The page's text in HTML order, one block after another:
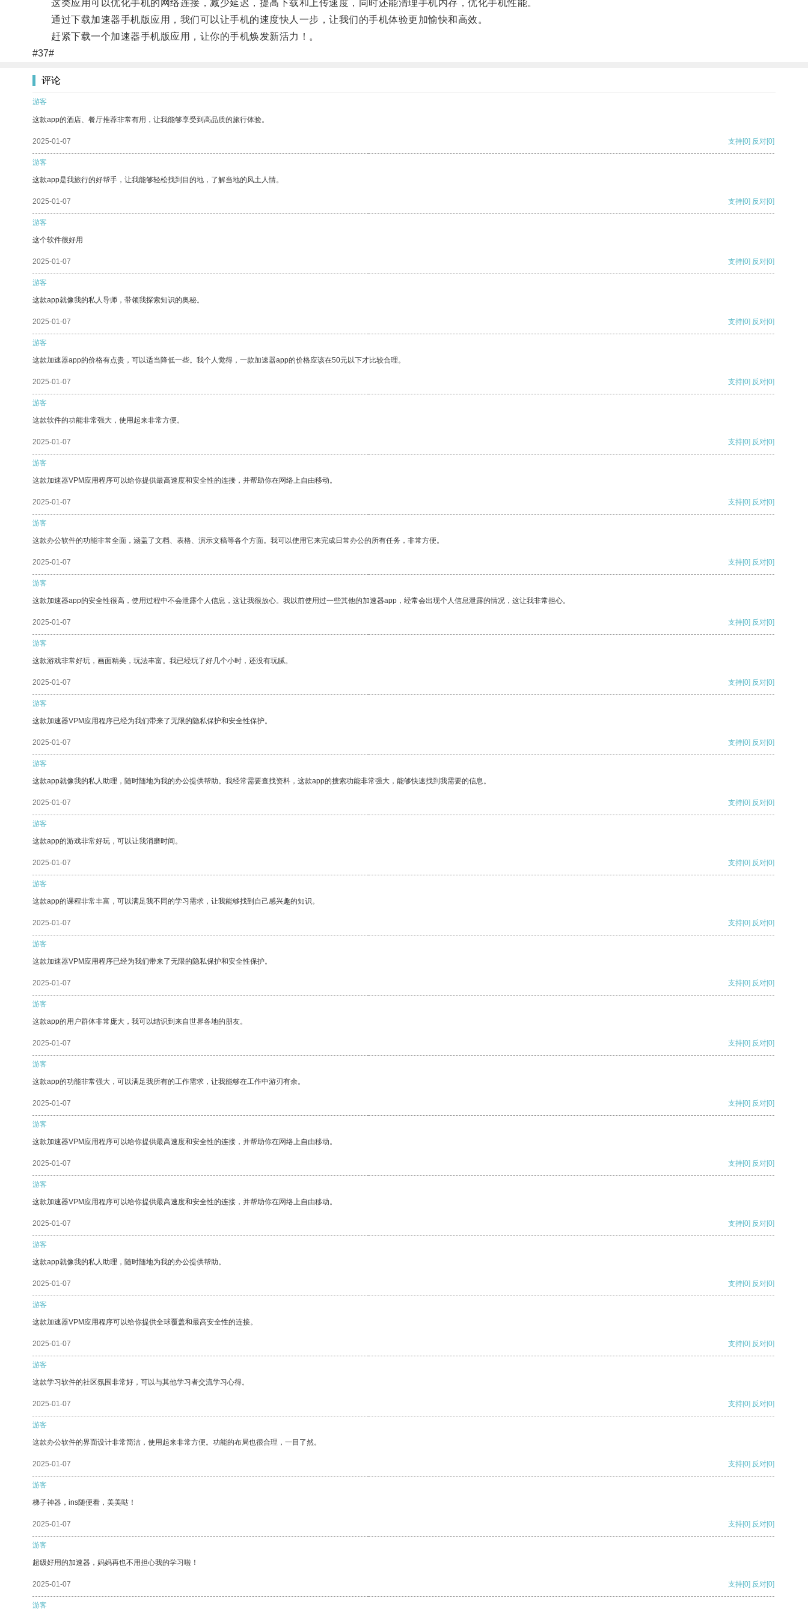
这类应用可以优化手机的网络连接，减少延迟，提高下载和上传速度，同时还能清理手机内存，优化手机性能。
通过下载加速器手机版应用，我们可以让手机的速度快人一步，让我们的手机体验更加愉快和高效。
赶紧下载一个加速器手机版应用，让你的手机焕发新活力！。
#37#
评论
游客
这款app的酒店、餐厅推荐非常有用，让我能够享受到高品质的旅行体验。
2025-01-07 支持[0] 反对[0]
游客
这款app是我旅行的好帮手，让我能够轻松找到目的地，了解当地的风土人情。
2025-01-07 支持[0] 反对[0]
游客
这个软件很好用
2025-01-07 支持[0] 反对[0]
游客
这款app就像我的私人导师，带领我探索知识的奥秘。
2025-01-07 支持[0] 反对[0]
游客
这款加速器app的价格有点贵，可以适当降低一些。我个人觉得，一款加速器app的价格应该在50元以下才比较合理。
2025-01-07 支持[0] 反对[0]
游客
这款软件的功能非常强大，使用起来非常方便。
2025-01-07 支持[0] 反对[0]
游客
这款加速器VPM应用程序可以给你提供最高速度和安全性的连接，并帮助你在网络上自由移动。
2025-01-07 支持[0] 反对[0]
游客
这款办公软件的功能非常全面，涵盖了文档、表格、演示文稿等各个方面。我可以使用它来完成日常办公的所有任务，非常方便。
2025-01-07 支持[0] 反对[0]
游客
这款加速器app的安全性很高，使用过程中不会泄露个人信息，这让我很放心。我以前使用过一些其他的加速器app，经常会出现个人信息泄露的情况，这让我非常担心。
2025-01-07 支持[0] 反对[0]
游客
这款游戏非常好玩，画面精美，玩法丰富。我已经玩了好几个小时，还没有玩腻。
2025-01-07 支持[0] 反对[0]
游客
这款加速器VPM应用程序已经为我们带来了无限的隐私保护和安全性保护。
2025-01-07 支持[0] 反对[0]
游客
这款app就像我的私人助理，随时随地为我的办公提供帮助。我经常需要查找资料，这款app的搜索功能非常强大，能够快速找到我需要的信息。
2025-01-07 支持[0] 反对[0]
游客
这款app的游戏非常好玩，可以让我消磨时间。
2025-01-07 支持[0] 反对[0]
游客
这款app的课程非常丰富，可以满足我不同的学习需求，让我能够找到自己感兴趣的知识。
2025-01-07 支持[0] 反对[0]
游客
这款加速器VPM应用程序已经为我们带来了无限的隐私保护和安全性保护。
2025-01-07 支持[0] 反对[0]
游客
这款app的用户群体非常庞大，我可以结识到来自世界各地的朋友。
2025-01-07 支持[0] 反对[0]
游客
这款app的功能非常强大，可以满足我所有的工作需求，让我能够在工作中游刃有余。
2025-01-07 支持[0] 反对[0]
游客
这款加速器VPM应用程序可以给你提供最高速度和安全性的连接，并帮助你在网络上自由移动。
2025-01-07 支持[0] 反对[0]
游客
这款加速器VPM应用程序可以给你提供最高速度和安全性的连接，并帮助你在网络上自由移动。
2025-01-07 支持[0] 反对[0]
游客
这款app就像我的私人助理，随时随地为我的办公提供帮助。
2025-01-07 支持[0] 反对[0]
游客
这款加速器VPM应用程序可以给你提供全球覆盖和最高安全性的连接。
2025-01-07 支持[0] 反对[0]
游客
这款学习软件的社区氛围非常好，可以与其他学习者交流学习心得。
2025-01-07 支持[0] 反对[0]
游客
这款办公软件的界面设计非常简洁，使用起来非常方便。功能的布局也很合理，一目了然。
2025-01-07 支持[0] 反对[0]
游客
梯子神器，ins随便看，美美哒！
2025-01-07 支持[0] 反对[0]
游客
超级好用的加速器，妈妈再也不用担心我的学习啦！
2025-01-07 支持[0] 反对[0]
游客